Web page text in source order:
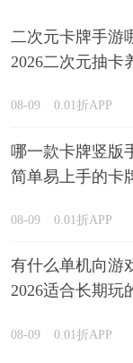
二次元卡牌手游
2026二次元抽卡
08-09 0.01折APP
哪一款卡牌竖版
简单易上手的卡
08-09 0.01折APP
有什么单机向游
2026适合长期玩
08-09 0.01折APP